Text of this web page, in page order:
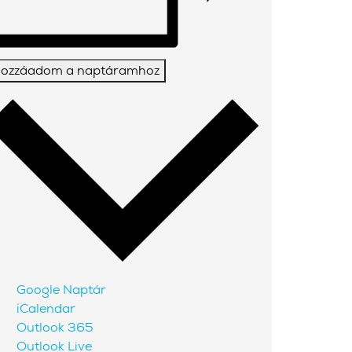
a naptáramhoz
Google Naptár
iCalendar
Outlook 365
Outlook Live